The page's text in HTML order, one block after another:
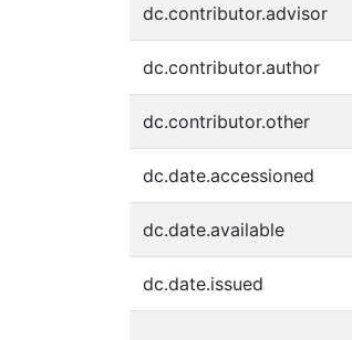
dc.contributor.advisor
dc.contributor.author
dc.contributor.other
dc.date.accessioned
dc.date.available
dc.date.issued